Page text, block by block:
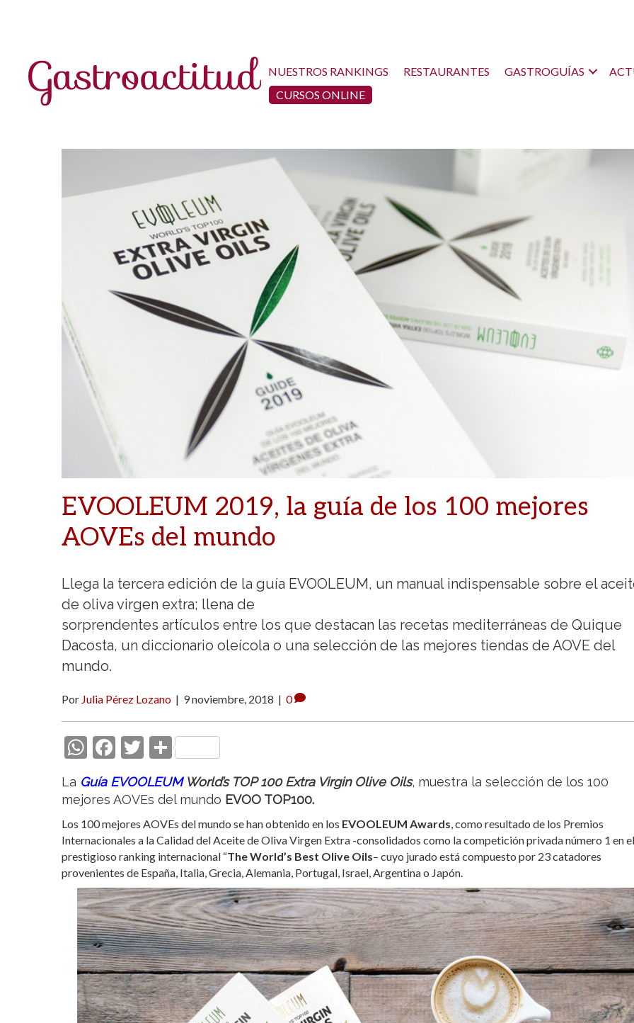
NUESTROS RANKINGS RESTAURANTES GASTROGUÍAS
CURSOS ONLINE
EVOOLEUM 2019, la guía de los 100 mejores
AOVEs del mundo
Llega la tercera edición de la guía EVOOLEUM, un manual indispensable sobre el
de oliva virgen extra; llena de
sorprendentes artículos entre los que destacan las recetas mediterráneas de Quique
Dacosta, un diccionario oleícola o una selección de las mejores tiendas de AOVE del
mundo.
Por Julia Pérez Lozano | 9 noviembre, 2018 | 0
W
h
at
s
A
p
p
F
ac
e
b
o
o
k
T
w
itt
er
C
o
m
p
ar
ti
r
La Guía EVOOLEUMWorld’s TOP 100 Extra Virgin Olive Oils, muestra la selección de los 100
mejores AOVEs del mundo EVOO TOP100.
Los 100 mejores AOVEs del mundo se han obtenido en los EVOOLEUM Awards, como resultado de los Premios
Internacionales a la Calidad del Aceite de Oliva Virgen Extra -consolidados como la competición privada número 1 en el
prestigioso ranking internacional “The World’s Best Olive Oils– cuyo jurado está compuesto por 23 catadores
provenientes de España, Italia, Grecia, Alemania, Portugal, Israel, Argentina o Japón.